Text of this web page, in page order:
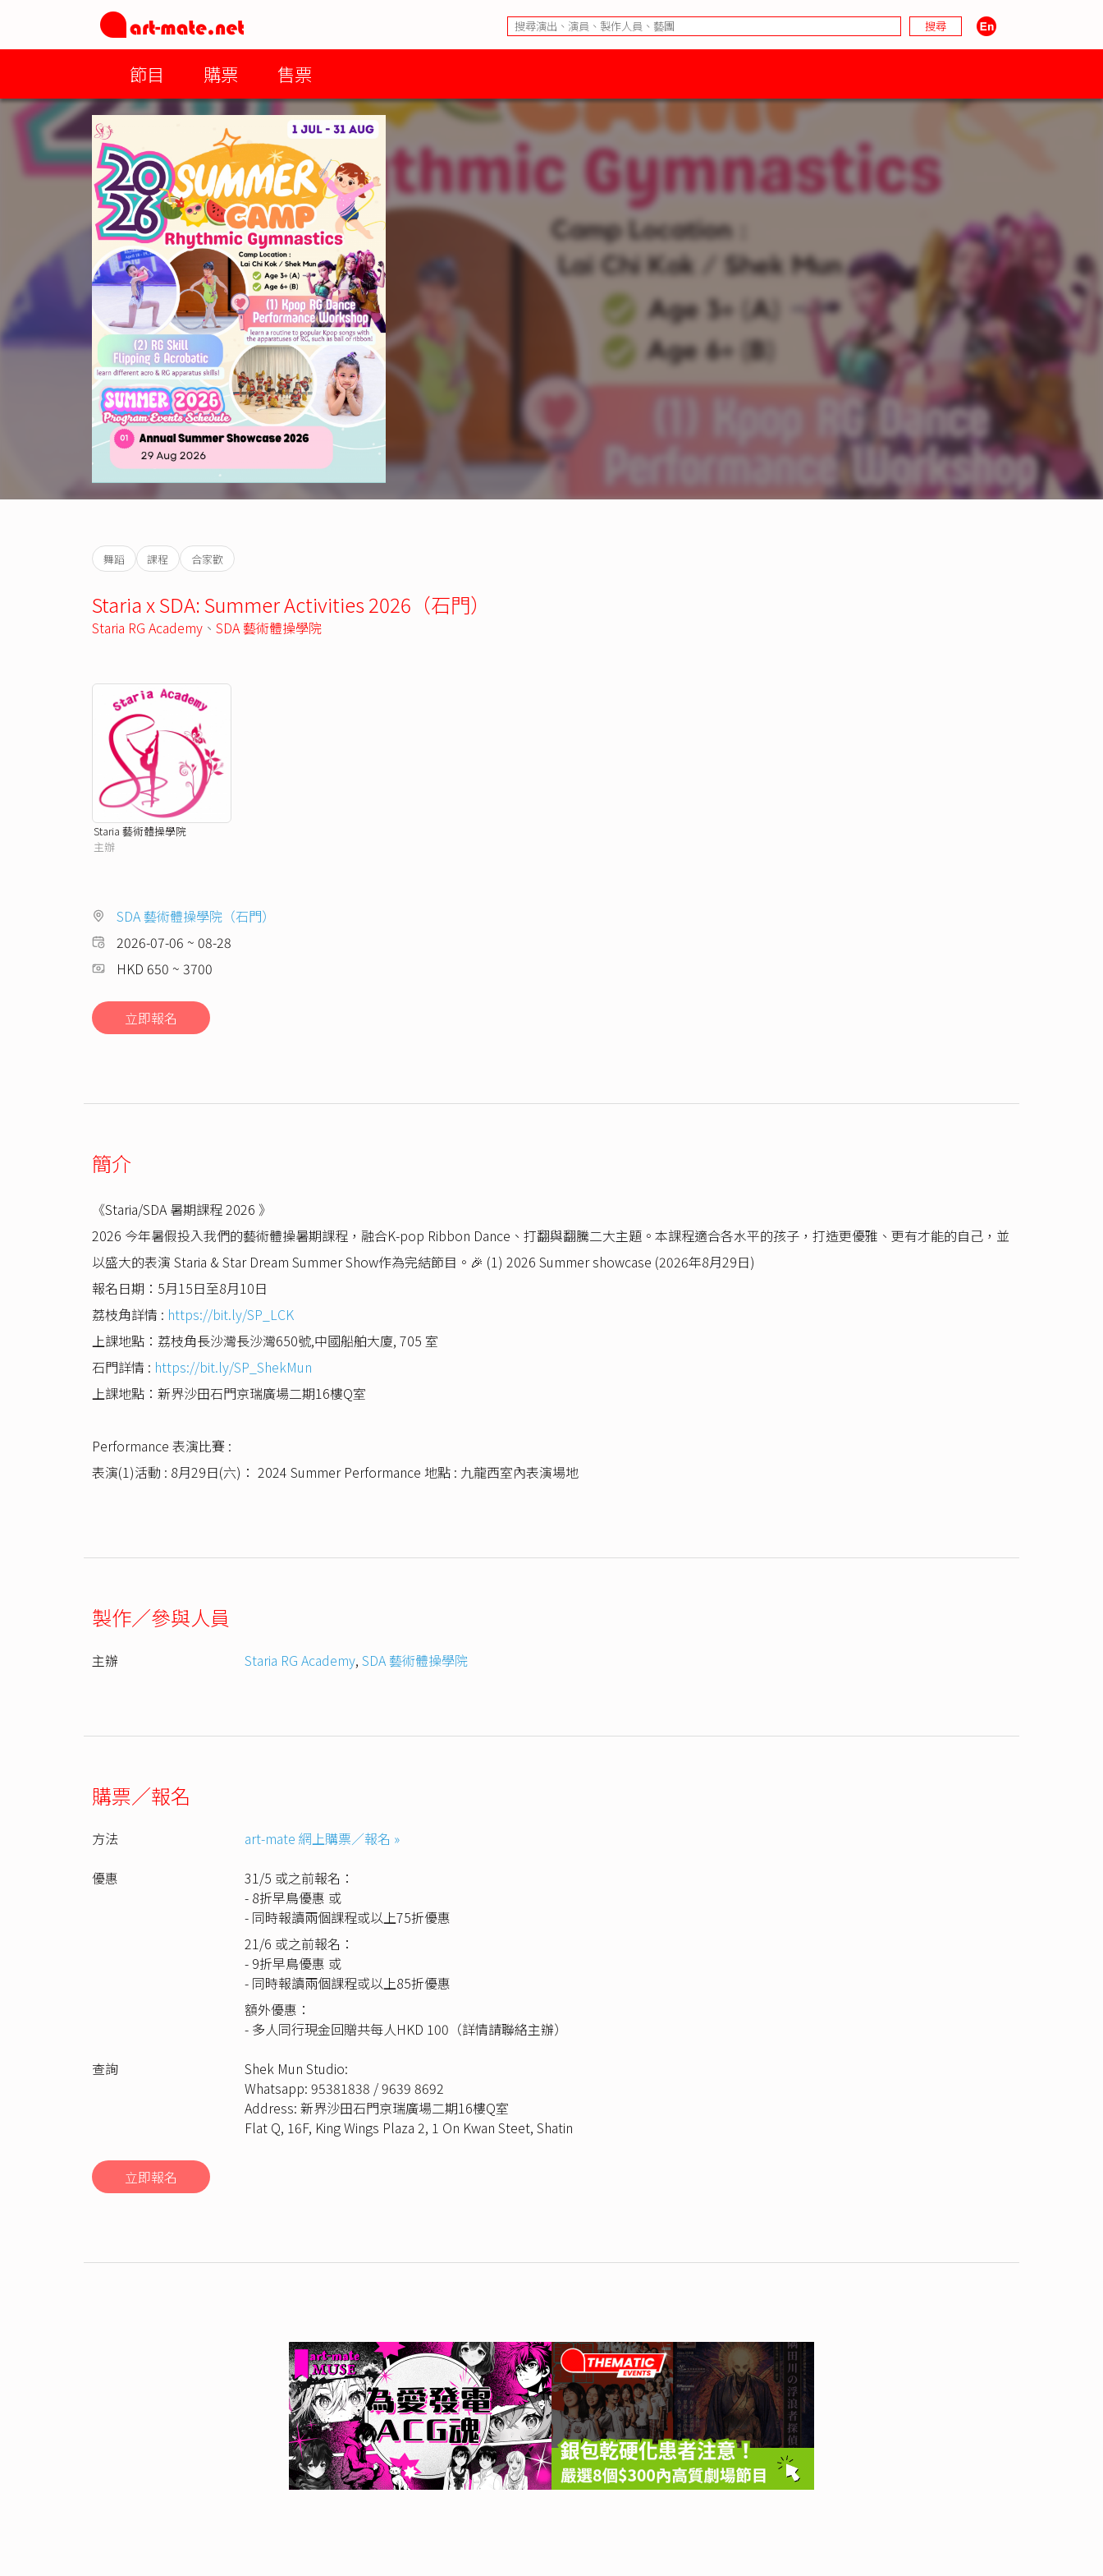
節目 購票 售票
舞蹈 課程 合家歡
Staria x SDA: Summer Activities 2026（石門）
Staria RG Academy 、 SDA 藝術體操學院
Staria 藝術體操學院
主辦
SDA 藝術體操學院（石門）
2026-07-06 ~ 08-28
HKD 650 ~ 3700
立即報名
簡介
《Staria/SDA 暑期課程 2026 》
2026 今年暑假投入我們的藝術體操暑期課程，融合K-pop Ribbon Dance、打翻與翻騰二大主題。本課程適合各水平的孩子，打造更優雅、更有才能的自己，並
以盛大的表演 Staria & Star Dream Summer Show作為完結節目。🎉 (1) 2026 Summer showcase (2026年8月29日)
報名日期：5月15日至8月10日
荔枝角詳情 : https://bit.ly/SP_LCK
上課地點：荔枝角長沙灣長沙灣650號,中國船舶大廈, 705 室
石門詳情 : https://bit.ly/SP_ShekMun
上課地點：新界沙田石門京瑞廣場二期16樓Q室
Performance 表演比賽 :
表演(1)活動 : 8月29日(六)： 2024 Summer Performance 地點 : 九龍西室內表演場地
製作／參與人員
主辦 Staria RG Academy, SDA 藝術體操學院
購票／報名
方法
art-mate 網上購票／報名 »
優惠
31/5 或之前報名：
- 8折早鳥優惠 或
- 同時報讀兩個課程或以上75折優惠
21/6 或之前報名：
- 9折早鳥優惠 或
- 同時報讀兩個課程或以上85折優惠
額外優惠：
- 多人同行現金回贈共每人HKD 100（詳情請聯絡主辦）
查詢
Shek Mun Studio:
Whatsapp: 95381838 / 9639 8692
Address: 新界沙田石門京瑞廣場二期16樓Q室
Flat Q, 16F, King Wings Plaza 2, 1 On Kwan Steet, Shatin
立即報名